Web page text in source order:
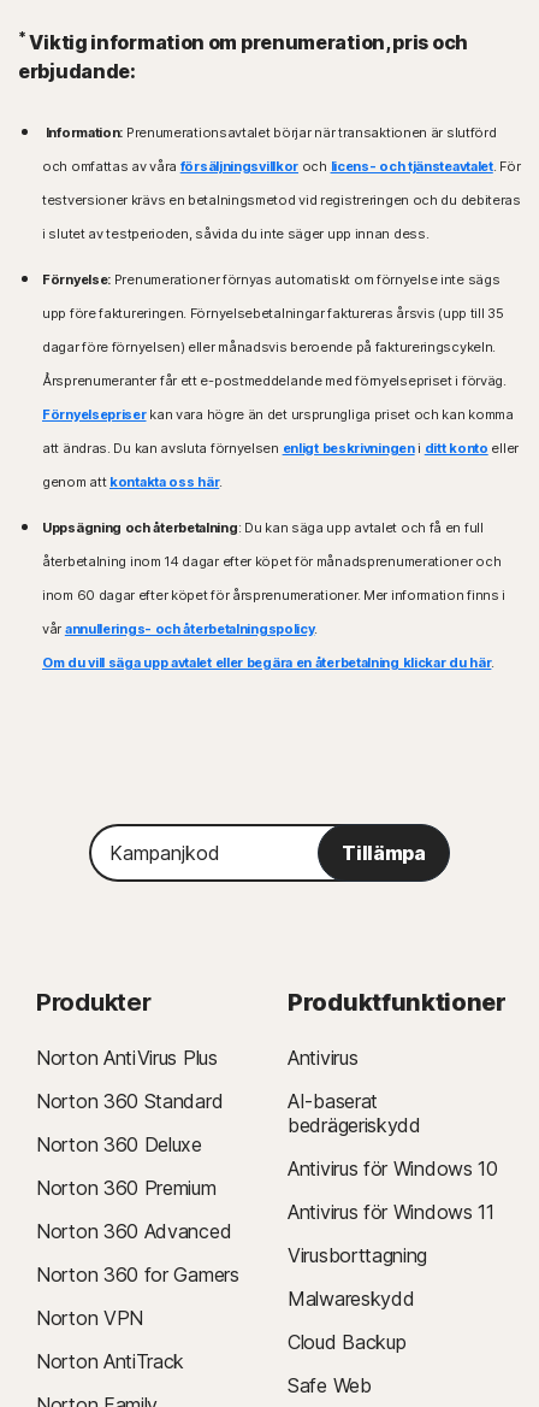
*Viktig information om prenumeration, pris och
erbjudande:
Information: Prenumerationsavtalet börjar när transaktionen är slutförd
och omfattas av våra försäljningsvillkor och licens- och tjänsteavtalet. För
testversioner krävs en betalningsmetod vid registreringen och du debiteras
i slutet av testperioden, såvida du inte säger upp innan dess.
Förnyelse: Prenumerationer förnyas automatiskt om förnyelse inte sägs
upp före faktureringen. Förnyelsebetalningar faktureras årsvis (upp till 35
dagar före förnyelsen) eller månadsvis beroende på faktureringscykeln.
Årsprenumeranter får ett e-postmeddelande med förnyelsepriset i förväg.
Förnyelsepriserkan vara högre än det ursprungliga priset och kan komma
att ändras. Du kan avsluta förnyelsen enligt beskrivningeni ditt konto eller
genom att kontakta oss här.
Uppsägning och återbetalning: Du kan säga upp avtalet och få en full
återbetalning inom 14 dagar efter köpet för månadsprenumerationer och
inom 60 dagar efter köpet för årsprenumerationer. Mer information finns i
vår annullerings- och återbetalningspolicy.
Om du vill säga upp avtalet eller begära en återbetalning klickar du här.
Kampanjkod
Tillämpa
Produkter
Norton AntiVirus Plus
Norton 360 Standard
Norton 360 Deluxe
Norton 360 Premium
Norton 360 Advanced
Norton 360 for Gamers
Norton VPN
Norton AntiTrack
Produktfunktioner
Antivirus
AI-baserat
bedrägeriskydd
Antivirus för Windows 10
Antivirus för Windows 11
Virusborttagning
Malwareskydd
Cloud Backup
Safe Web